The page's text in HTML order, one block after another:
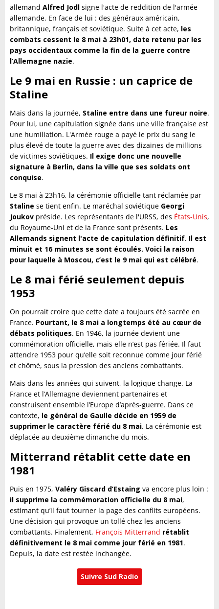
allemand Alfred Jodl signe l'acte de reddition de l'armée
allemande. En face de lui : des généraux américain,
britannique, français et soviétique. Suite à cet acte, les
combats cessent le 8 mai à 23h01, date retenu par les
pays occidentaux comme la fin de la guerre contre
l’Allemagne nazie.
Le 9 mai en Russie : un caprice de
Staline
Mais dans la journée, Staline entre dans une fureur noire.
Pour lui, une capitulation signée dans une ville française est
une humiliation. L'Armée rouge a payé le prix du sang le
plus élevé de toute la guerre avec des dizaines de millions
de victimes soviétiques. Il exige donc une nouvelle
signature à Berlin, dans la ville que ses soldats ont
conquise.
Le 8 mai à 23h16, la cérémonie officielle tant réclamée par
Staline se tient enfin. Le maréchal soviétique Georgi
Joukov préside. Les représentants de l'URSS, des États-Unis,
du Royaume-Uni et de la France sont présents. Les
Allemands signent l'acte de capitulation définitif. Il est
minuit et 16 minutes se sont écoulés. Voici la raison
pour laquelle à Moscou, c’est le 9 mai qui est célébré.
Le 8 mai férié seulement depuis
1953
On pourrait croire que cette date a toujours été sacrée en
France. Pourtant, le 8 mai a longtemps été au cœur de
débats politiques. En 1946, la journée devient une
commémoration officielle, mais elle n’est pas fériée. Il faut
attendre 1953 pour qu’elle soit reconnue comme jour férié
et chômé, sous la pression des anciens combattants.
Mais dans les années qui suivent, la logique change. La
France et l’Allemagne deviennent partenaires et
construisent ensemble l’Europe d’après-guerre. Dans ce
contexte, le général de Gaulle décide en 1959 de
supprimer le caractère férié du 8 mai. La cérémonie est
déplacée au deuxième dimanche du mois.
Mitterrand rétablit cette date en
1981
Puis en 1975, Valéry Giscard d’Estaing va encore plus loin :
il supprime la commémoration officielle du 8 mai,
estimant qu’il faut tourner la page des conflits européens.
Une décision qui provoque un tollé chez les anciens
combattants. Finalement, François Mitterrand rétablit
définitivement le 8 mai comme jour férié en 1981.
Depuis, la date est restée inchangée.
Suivre Sud Radio